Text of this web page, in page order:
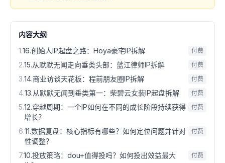
内容大纲
1.16.创始人IP起盘之路：Hoya豪宅IP拆解 付费
2.15.从默默无闻走向垂类头部：蓝江律师IP拆解 付费
3.14.商业访谈天花板：程前朋友圈IP拆解 付费
4.13.从默默无闻到垂类第一：柴碧云女装IP起盘拆解 付费
5.12.穿越周期：一个IP如何在不同的成长阶段持续获得
增长？
付费
6.11.数据复盘：核心指标有哪些？如何定位问题并针对
性调整？
付费
7.10.投放策略：dou+值得投吗？如何投出效益最大
付费